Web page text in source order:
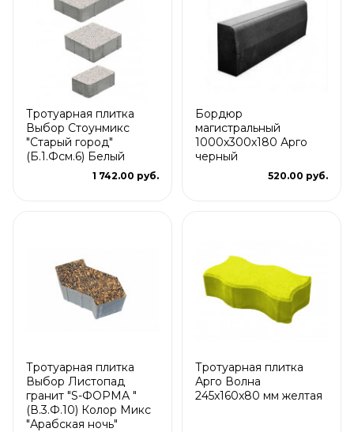
Тротуарная плитка
Выбор Стоунмикс
"Старый город"
(Б.1.Фсм.6) Белый
1 742.00 руб.
Бордюр
магистральный
1000х300х180 Арго
черный
520.00 руб.
Тротуарная плитка
Выбор Листопад
гранит "S-ФОРМА "
(В.3.Ф.10) Колор Микс
"Арабская ночь"
Тротуарная плитка
Арго Волна
245x160x80 мм желтая